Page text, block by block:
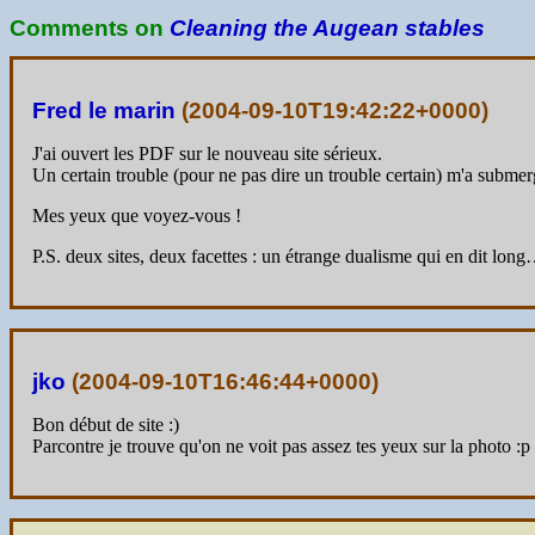
Comments on Cleaning the Augean stables
Fred le marin (2004-09-10T19:42:22+0000)
J'ai ouvert les PDF sur le nouveau site sérieux.
Un certain trouble (pour ne pas dire un trouble certain) m'a
Mes yeux que voyez-vous !
P.S. deux sites, deux facettes : un étrange dualisme qui en dit
jko (2004-09-10T16:46:44+0000)
Bon début de site :)
Parcontre je trouve qu'on ne voit pas assez tes yeux sur la photo :p